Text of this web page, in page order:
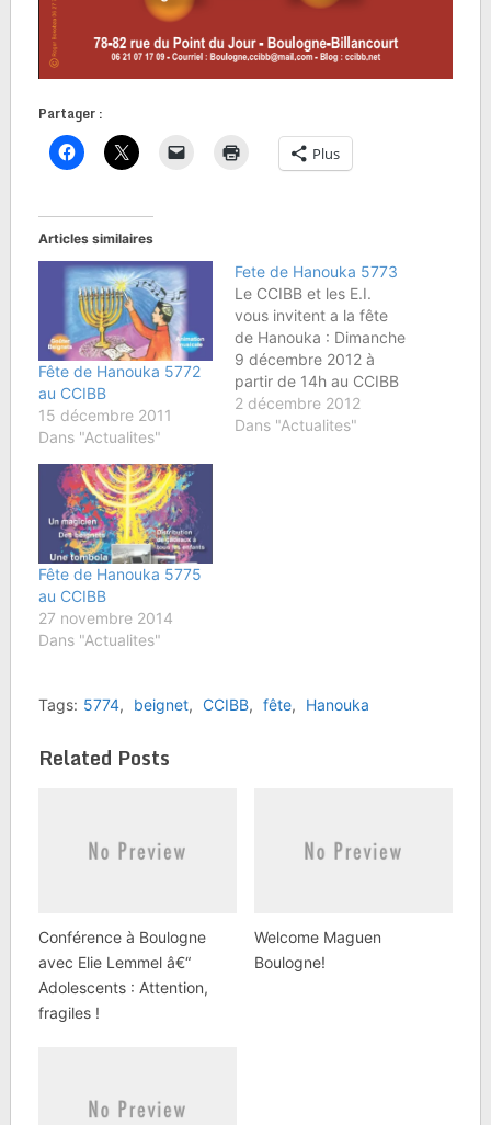
Partager :
Plus
Articles similaires
Fête de Hanouka 5772
au CCIBB
15 décembre 2011
Dans "Actualites"
Fete de Hanouka 5773
Le CCIBB et les E.I.
vous invitent a la fête
de Hanouka : Dimanche
9 décembre 2012 à
partir de 14h au CCIBB
78-82 rue du Point du
Jour 92100 Boulogne
2 décembre 2012
Dans "Actualites"
Fête de Hanouka 5775
au CCIBB
27 novembre 2014
Dans "Actualites"
Tags: 5774, beignet, CCIBB, fête, Hanouka
Related Posts
Conférence à Boulogne
avec Elie Lemmel â€“
Adolescents : Attention,
fragiles !
Welcome Maguen
Boulogne!